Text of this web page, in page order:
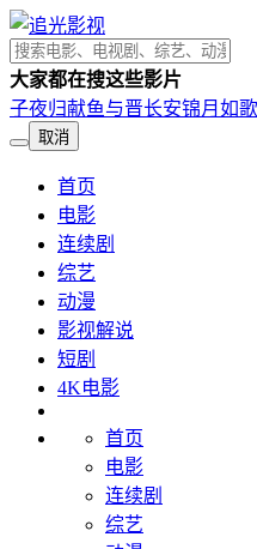
大家都在搜这些影片
子夜归献鱼与晋长安锦月如歌
取消
首页
电影
连续剧
综艺
动漫
影视解说
短剧
4K电影
首页
电影
连续剧
综艺